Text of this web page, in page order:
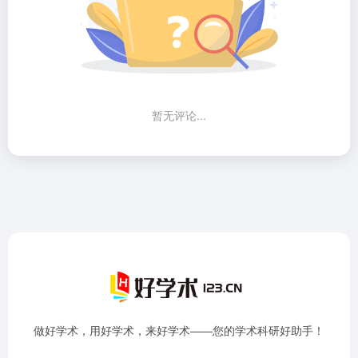
暂无评论...
做好学术，用好学术，来好学术——您的学术科研好助手！